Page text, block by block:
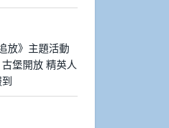
放》主題活動
古堡開放 精英人